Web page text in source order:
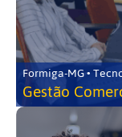
Formiga-MG •
Gestão